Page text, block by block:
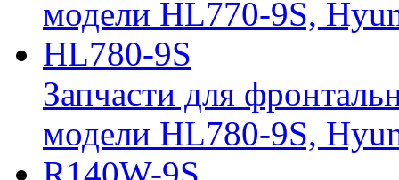
модели HL770-9S,
HL780-9S
Запчасти для
модели HL780-9S,